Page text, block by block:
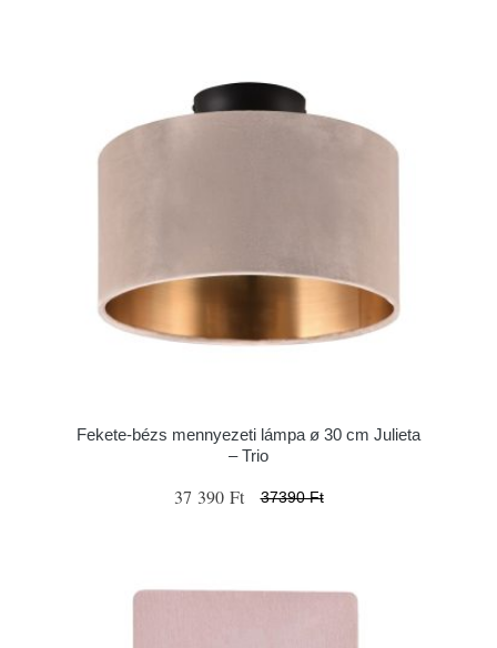
Fekete-bézs mennyezeti lámpa ø 30 cm Julieta
– Trio
37 390 Ft 37390 Ft